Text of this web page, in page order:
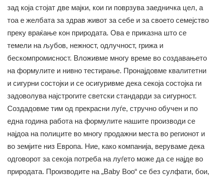
зад која стојат две мајки, кои ги поврзува заедничка цел, а
тоа е желбата за здрав живот за себе и за своето семејство
преку враќање кон природата. Ова е приказна што се
темели на љубов, нежност, одлучност, грижа и
бескомпромисност. Вложивме многу време во создавањето
на формулите и нивно тестирање. Пронајдовме квалитетни
и сигурни состојки и се осигуривме дека секоја состојка ги
задоволува најстрогите светски стандарди за сигурност.
Создадовме тим од прекрасни луѓе, стручно обучен и по
една година работа на формулите нашите производи се
најдоа на полиците во многу продажни места во регионот и
во земјите низ Европа. Ние, како компанија, веруваме дека
одговорот за секоја потреба на луѓето може да се најде во
природата. Производите на „Baby Boo“ се без сулфати, бои,